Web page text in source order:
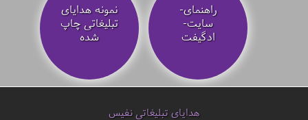
راهنمای-
سایت-
ادگیفت
نمونه هدایای
تبلیغاتی چاپ
شده
هدایای تبلیغاتی نفیس